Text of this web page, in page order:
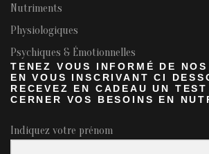
Nutriments
Physiologiques
Psychiques & Émotionnelles
TENEZ VOUS INFORMÉ DE
EN VOUS INSCRIVANT CI
RECEVEZ EN CADEAU UN TEST
CERNER VOS BESOINS EN
Indiquez votre prénom